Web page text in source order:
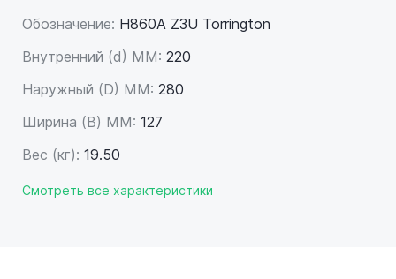
Обозначение: H860A Z3U Torrington
Внутренний (d) ММ: 220
Наружный (D) ММ: 280
Ширина (B) MM: 127
Вес (кг): 19.50
Смотреть все характеристики